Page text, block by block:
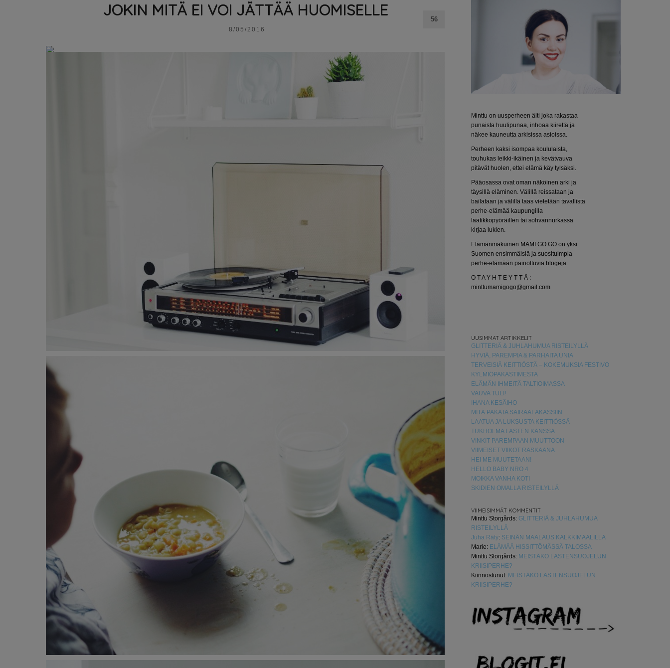
JOKIN MITÄ EI VOI JÄTTÄÄ HUOMISELLE
8/05/2016
56
Minttu on uusperheen äiti joka rakastaa
punaista huulipunaa, inhoaa kiirettä ja
näkee kauneutta arkisissa asioissa.
Perheen kaksi isompaa koululaista,
touhukas leikki-ikäinen ja kevätvauva
pitävät huolen, ettei elämä käy tylsäksi.
Pääosassa ovat oman näköinen arki ja
täysillä eläminen. Välillä reissataan ja
bailataan ja välillä taas vietetään tavallista
perhe-elämää kaupungilla
laatikkopyöräillen tai sohvannurkassa
kirjaa lukien.
Elämänmakuinen MAMI GO GO on yksi
Suomen ensimmäisiä ja suosituimpia
perhe-elämään painottuvia blogeja.
O T A Y H T E Y T T Ä :
minttumamigogo@gmail.com
UUSIMMAT ARTIKKELIT
GLITTERIÄ & JUHLAHUMUA RISTEILYLLÄ
HYVIÄ, PAREMPIA & PARHAITA UNIA
TERVEISIÄ KEITTIÖSTÄ – KOKEMUKSIA FESTIVO
KYLMIÖPAKASTIMESTA
ELÄMÄN IHMEITÄ TALTIOIMASSA
VAUVA TULI!
IHANA KESÄIHO
MITÄ PAKATA SAIRAALAKASSIIN
LAATUA JA LUKSUSTA KEITTIÖSSÄ
TUKHOLMA LASTEN KANSSA
VINKIT PAREMPAAN MUUTTOON
VIIMEISET VIIKOT RASKAANA
HEI ME MUUTETAAN!
HELLO BABY NRO 4
MOIKKA VANHA KOTI
SKIDIEN OMALLA RISTEILYLLÄ
VIIMEISIMMÄT KOMMENTIT
Minttu Storgårds: GLITTERIÄ & JUHLAHUMUA
RISTEILYLLÄ
Juha Räty: SEINÄN MAALAUS KALKKIMAALILLA
Marie: ELÄMÄÄ HISSITTÖMÄSSÄ TALOSSA
Minttu Storgårds: MEISTÄKÖ LASTENSUOJELUN
KRIISIPERHE?
Kiinnostunut: MEISTÄKÖ LASTENSUOJELUN
KRIISIPERHE?